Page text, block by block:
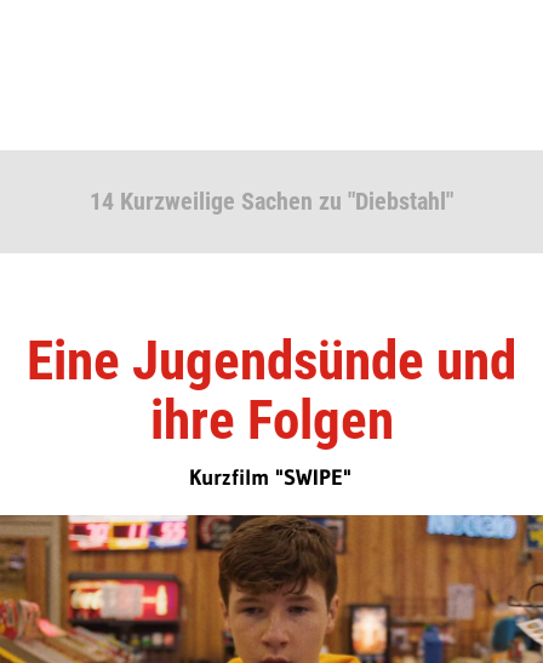
14 Kurzweilige Sachen zu "Diebstahl"
Eine Jugendsünde und
ihre Folgen
Kurzfilm "SWIPE"